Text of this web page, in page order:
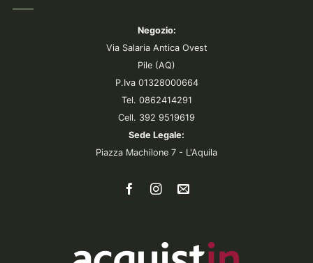
Negozio:
Via Salaria Antica Ovest
Pile (AQ)
P.Iva 01328000664
Tel. 0862414291
Cell. 392 9519619
Sede Legale:
Piazza Machilone 7 - L'Aquila